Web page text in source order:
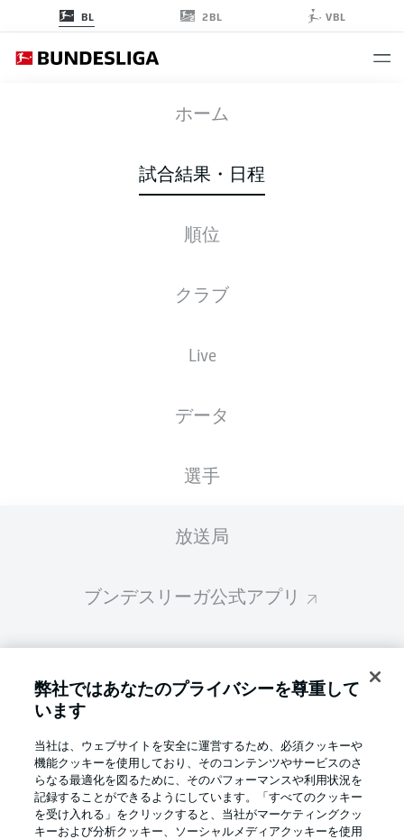
BL 2BL VBL
ホーム
試合結果・日程
順位
クラブ
Live
データ
選手
放送局
ブンデスリーガ公式アプリ
ファンタジー・マネジャー
言語をお選びください
日本語 Display Mode
BVB RBL
スターティングメンバー
スターティングメンバーは試合開始の 60分前
弊社ではあなたのプライバシーを尊重して
います
当社は、ウェブサイトを安全に運営するため、必須クッキーや
機能クッキーを使用しており、そのコンテンツやサービスのさ
らなる最適化を図るために、そのパフォーマンスや利用状況を
記録することができるようにしています。「すべてのクッキー
を受け入れる」をクリックすると、当社がマーケティングクッ
キーおよび分析クッキー、ソーシャルメディアクッキーを使用